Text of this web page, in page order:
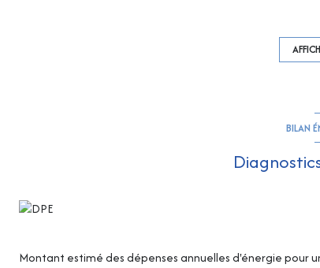
cheminée et très grande hauteur sous plafond et
une salle à manger entièrement vitrée et climatisée
débordement (chauffée par PAC), d'une terrasse
terrain et d'un terrain de pétanque ! Jardin entièrement
d'un système d'éclairage de tout le jardin ! Les
BILAN
Montant estimé des dépenses annuelles d'énergie pour